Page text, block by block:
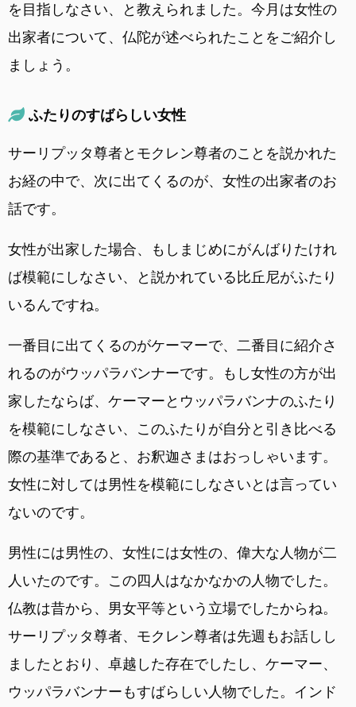
を目指しなさい、と教えられました。今月は女性の
出家者について、仏陀が述べられたことをご紹介し
ましょう。
ふたりのすばらしい女性
サーリプッタ尊者とモクレン尊者のことを説かれた
お経の中で、次に出てくるのが、女性の出家者のお
話です。
女性が出家した場合、もしまじめにがんばりたけれ
ば模範にしなさい、と説かれている比丘尼がふたり
いるんですね。
一番目に出てくるのがケーマーで、二番目に紹介さ
れるのがウッパラバンナーです。もし女性の方が出
家したならば、ケーマーとウッパラバンナのふたり
を模範にしなさい、このふたりが自分と引き比べる
際の基準であると、お釈迦さまはおっしゃいます。
女性に対しては男性を模範にしなさいとは言ってい
ないのです。
男性には男性の、女性には女性の、偉大な人物が二
人いたのです。この四人はなかなかの人物でした。
仏教は昔から、男女平等という立場でしたからね。
サーリプッタ尊者、モクレン尊者は先週もお話しし
ましたとおり、卓越した存在でしたし、ケーマー、
ウッパラバンナーもすばらしい人物でした。インド